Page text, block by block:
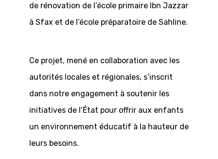
de rénovation de l’école primaire Ibn Jazzar
à Sfax et de l’école préparatoire de Sahline.
Ce projet, mené en collaboration avec les
autorités locales et régionales, s’inscrit
dans notre engagement à soutenir les
initiatives de l’État pour offrir aux enfants
un environnement éducatif à la hauteur de
leurs besoins.